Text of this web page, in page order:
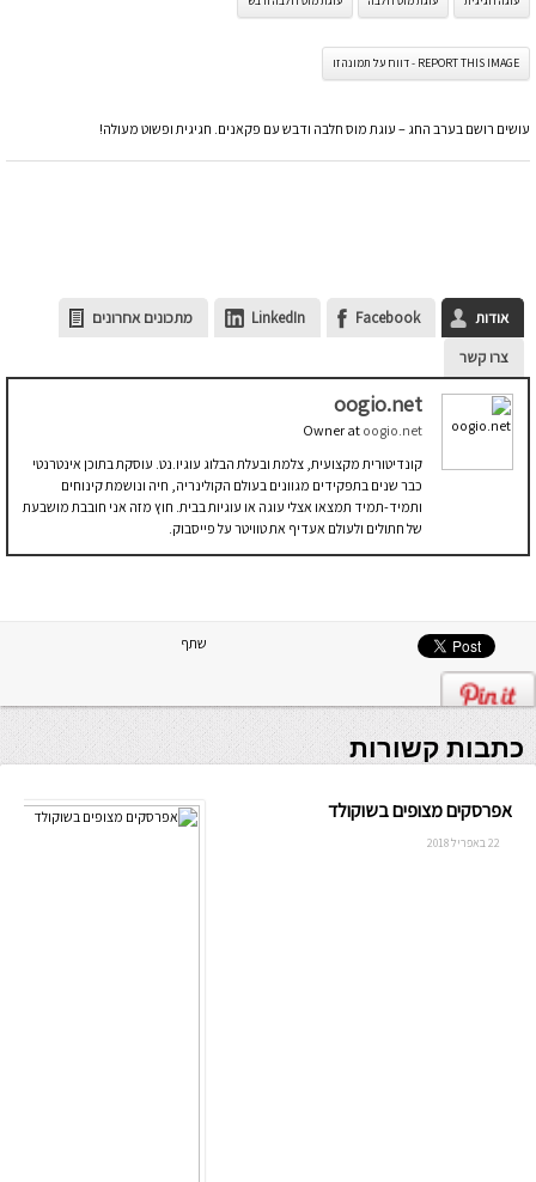
REPORT THIS IMAGE - דווח על תמונה זו
עושים רושם בערב החג – עוגת מוס חלבה ודבש עם פקאנים. חגיגית ופשוט מעולה!
אודות Facebook
LinkedIn
מתכונים אחרונים
צרו קשר
oogio.net
Owner at oogio.net
קונדיטורית מקצועית, צלמת ובעלת הבלוג עוגיו.נט. עוסקת בתוכן אינטרנטי
כבר שנים בתפקידים מגוונים בעולם הקולינריה, חיה ונושמת קינוחים
ותמיד-תמיד תמצאו אצלי עוגה או עוגיות בבית. חוץ מזה אני חובבת מושבעת
של חתולים ולעולם אעדיף את טוויטר על פייסבוק.
שתף
כתבות קשורות
אפרסקים מצופים בשוקולד
22 באפריל 2018